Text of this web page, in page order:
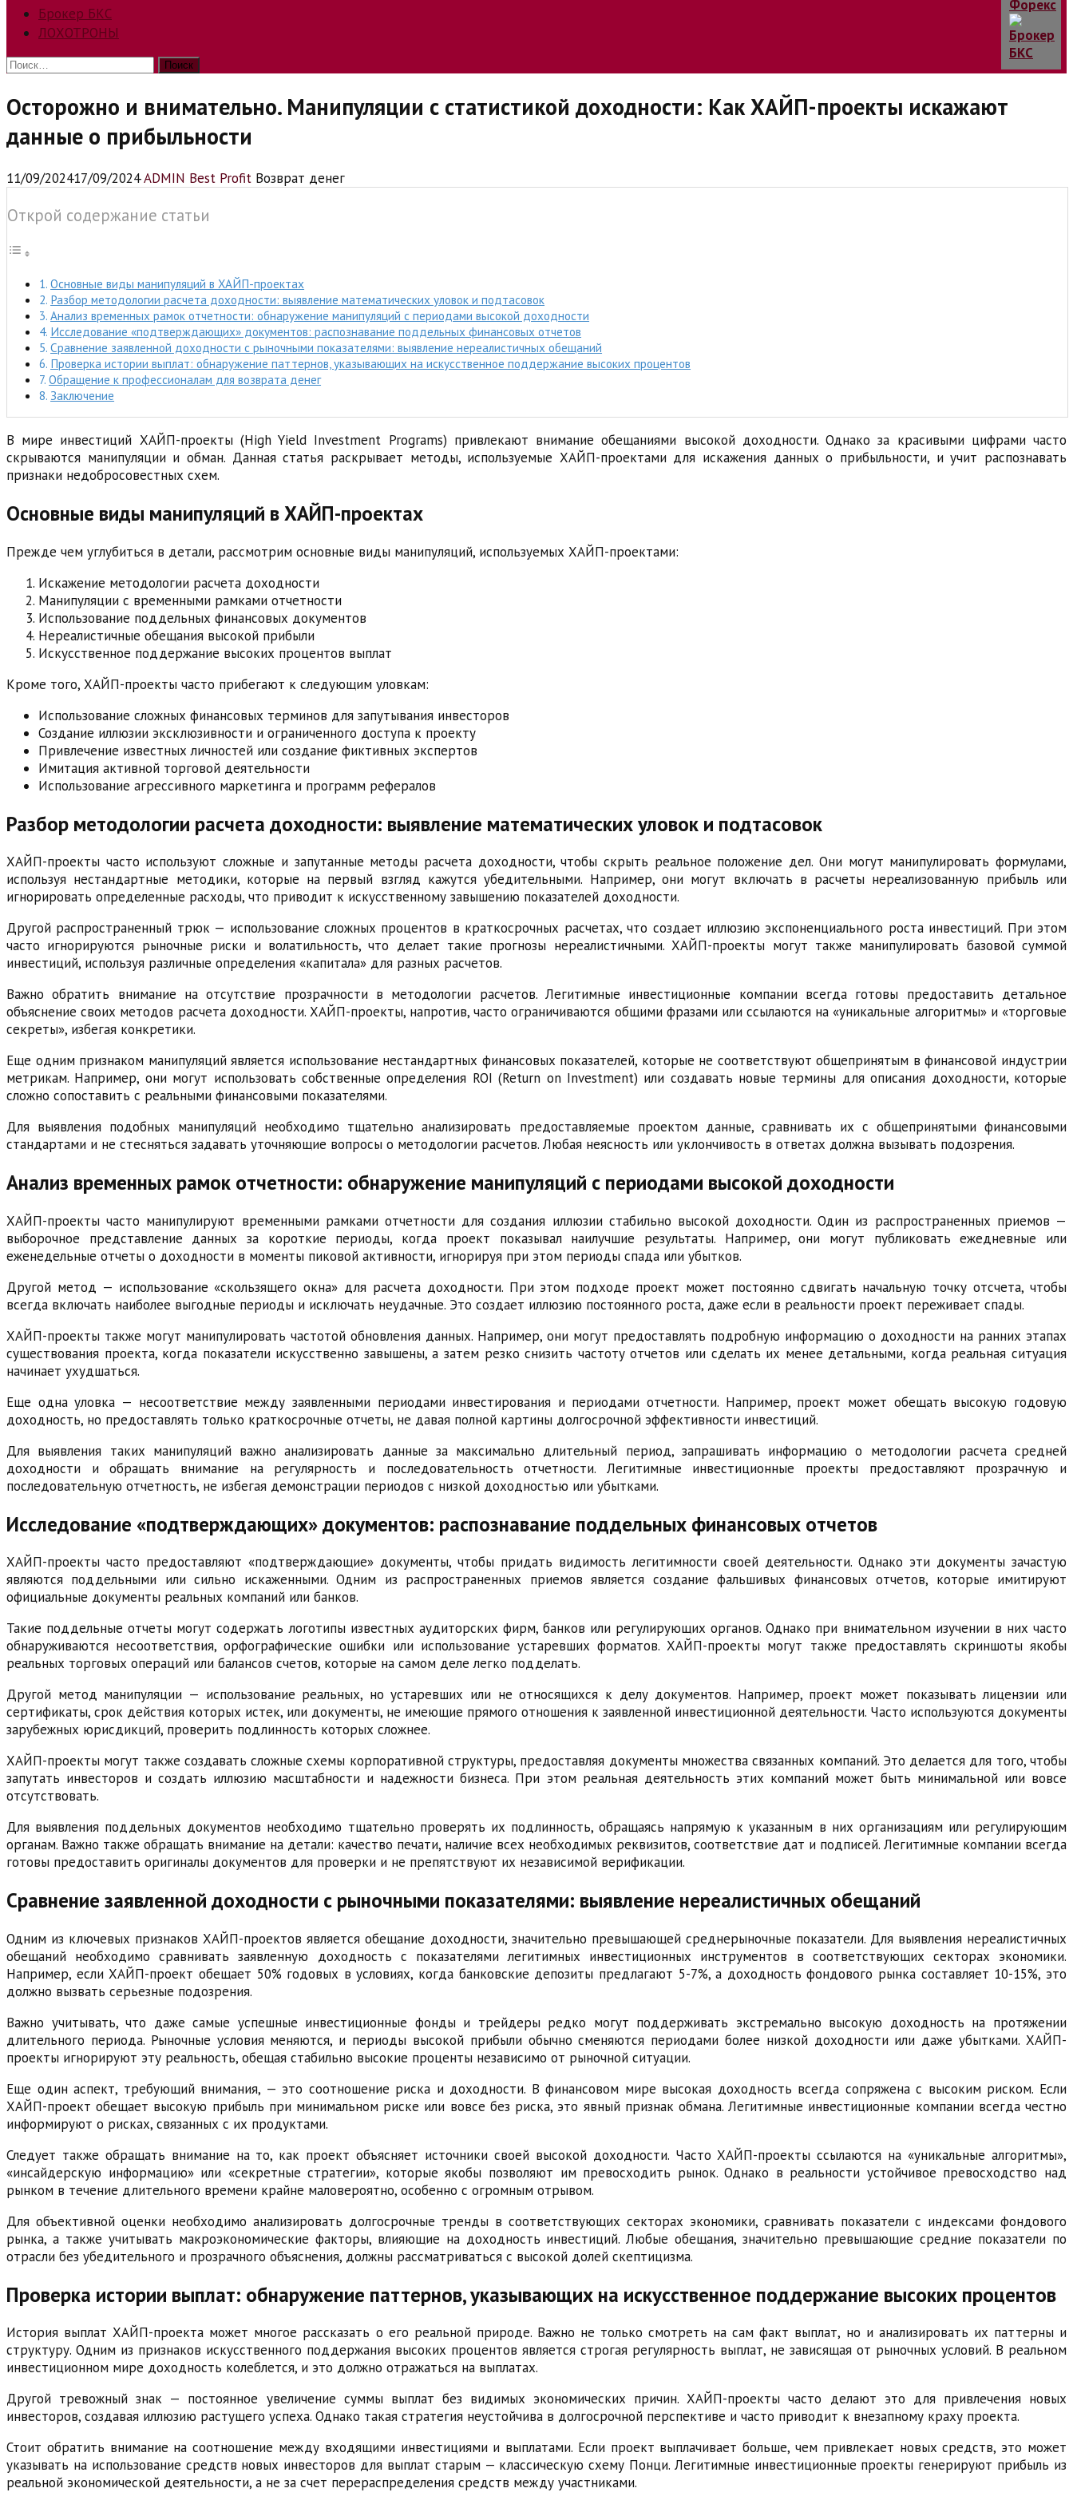
Брокер БКС
ЛОХОТРОНЫ
Найти:
Осторожно и внимательно. Манипуляции с статистикой доходности: Как ХАЙП-проекты искажают
данные о прибыльности
11/09/202417/09/2024ADMIN Best Profit Возврат денег
Открой содержание статьи
Основные виды манипуляций в ХАЙП-проектах
Разбор методологии расчета доходности: выявление математических уловок и подтасовок
Анализ временных рамок отчетности: обнаружение манипуляций с периодами высокой доходности
Исследование «подтверждающих» документов: распознавание поддельных финансовых отчетов
Сравнение заявленной доходности с рыночными показателями: выявление нереалистичных обещаний
Проверка истории выплат: обнаружение паттернов, указывающих на искусственное поддержание высоких процентов
Обращение к профессионалам для возврата денег
Заключение
В мире инвестиций ХАЙП-проекты (High Yield Investment Programs) привлекают внимание обещаниями высокой доходности. Однако за красивыми цифрами часто
скрываются манипуляции и обман. Данная статья раскрывает методы, используемые ХАЙП-проектами для искажения данных о прибыльности, и учит распознавать
признаки недобросовестных схем.
Основные виды манипуляций в ХАЙП-проектах
Прежде чем углубиться в детали, рассмотрим основные виды манипуляций, используемых ХАЙП-проектами:
Искажение методологии расчета доходности
Манипуляции с временными рамками отчетности
Использование поддельных финансовых документов
Нереалистичные обещания высокой прибыли
Искусственное поддержание высоких процентов выплат
Кроме того, ХАЙП-проекты часто прибегают к следующим уловкам:
Использование сложных финансовых терминов для запутывания инвесторов
Создание иллюзии эксклюзивности и ограниченного доступа к проекту
Привлечение известных личностей или создание фиктивных экспертов
Имитация активной торговой деятельности
Использование агрессивного маркетинга и программ рефералов
Разбор методологии расчета доходности: выявление математических уловок и подтасовок
ХАЙП-проекты часто используют сложные и запутанные методы расчета доходности, чтобы скрыть реальное положение дел. Они могут манипулировать формулами,
используя нестандартные методики, которые на первый взгляд кажутся убедительными. Например, они могут включать в расчеты нереализованную прибыль или
игнорировать определенные расходы, что приводит к искусственному завышению показателей доходности.
Другой распространенный трюк — использование сложных процентов в краткосрочных расчетах, что создает иллюзию экспоненциального роста инвестиций. При этом
часто игнорируются рыночные риски и волатильность, что делает такие прогнозы нереалистичными. ХАЙП-проекты могут также манипулировать базовой суммой
инвестиций, используя различные определения «капитала» для разных расчетов.
Важно обратить внимание на отсутствие прозрачности в методологии расчетов. Легитимные инвестиционные компании всегда готовы предоставить детальное
объяснение своих методов расчета доходности. ХАЙП-проекты, напротив, часто ограничиваются общими фразами или ссылаются на «уникальные алгоритмы» и «торговые
секреты», избегая конкретики.
Еще одним признаком манипуляций является использование нестандартных финансовых показателей, которые не соответствуют общепринятым в финансовой индустрии
метрикам. Например, они могут использовать собственные определения ROI (Return on Investment) или создавать новые термины для описания доходности, которые
сложно сопоставить с реальными финансовыми показателями.
Для выявления подобных манипуляций необходимо тщательно анализировать предоставляемые проектом данные, сравнивать их с общепринятыми финансовыми
стандартами и не стесняться задавать уточняющие вопросы о методологии расчетов. Любая неясность или уклончивость в ответах должна вызывать подозрения.
Анализ временных рамок отчетности: обнаружение манипуляций с периодами высокой доходности
ХАЙП-проекты часто манипулируют временными рамками отчетности для создания иллюзии стабильно высокой доходности. Один из распространенных приемов —
выборочное представление данных за короткие периоды, когда проект показывал наилучшие результаты. Например, они могут публиковать ежедневные или
еженедельные отчеты о доходности в моменты пиковой активности, игнорируя при этом периоды спада или убытков.
Другой метод — использование «скользящего окна» для расчета доходности. При этом подходе проект может постоянно сдвигать начальную точку отсчета, чтобы
всегда включать наиболее выгодные периоды и исключать неудачные. Это создает иллюзию постоянного роста, даже если в реальности проект переживает спады.
ХАЙП-проекты также могут манипулировать частотой обновления данных. Например, они могут предоставлять подробную информацию о доходности на ранних этапах
существования проекта, когда показатели искусственно завышены, а затем резко снизить частоту отчетов или сделать их менее детальными, когда реальная ситуация
начинает ухудшаться.
Еще одна уловка — несоответствие между заявленными периодами инвестирования и периодами отчетности. Например, проект может обещать высокую годовую
доходность, но предоставлять только краткосрочные отчеты, не давая полной картины долгосрочной эффективности инвестиций.
Для выявления таких манипуляций важно анализировать данные за максимально длительный период, запрашивать информацию о методологии расчета средней
доходности и обращать внимание на регулярность и последовательность отчетности. Легитимные инвестиционные проекты предоставляют прозрачную и
последовательную отчетность, не избегая демонстрации периодов с низкой доходностью или убытками.
Исследование «подтверждающих» документов: распознавание поддельных финансовых отчетов
ХАЙП-проекты часто предоставляют «подтверждающие» документы, чтобы придать видимость легитимности своей деятельности. Однако эти документы зачастую
являются поддельными или сильно искаженными. Одним из распространенных приемов является создание фальшивых финансовых отчетов, которые имитируют
официальные документы реальных компаний или банков.
Такие поддельные отчеты могут содержать логотипы известных аудиторских фирм, банков или регулирующих органов. Однако при внимательном изучении в них часто
обнаруживаются несоответствия, орфографические ошибки или использование устаревших форматов. ХАЙП-проекты могут также предоставлять скриншоты якобы
реальных торговых операций или балансов счетов, которые на самом деле легко подделать.
Другой метод манипуляции — использование реальных, но устаревших или не относящихся к делу документов. Например, проект может показывать лицензии или
сертификаты, срок действия которых истек, или документы, не имеющие прямого отношения к заявленной инвестиционной деятельности. Часто используются документы
зарубежных юрисдикций, проверить подлинность которых сложнее.
ХАЙП-проекты могут также создавать сложные схемы корпоративной структуры, предоставляя документы множества связанных компаний. Это делается для того, чтобы
запутать инвесторов и создать иллюзию масштабности и надежности бизнеса. При этом реальная деятельность этих компаний может быть минимальной или вовсе
отсутствовать.
Для выявления поддельных документов необходимо тщательно проверять их подлинность, обращаясь напрямую к указанным в них организациям или регулирующим
органам. Важно также обращать внимание на детали: качество печати, наличие всех необходимых реквизитов, соответствие дат и подписей. Легитимные компании всегда
готовы предоставить оригиналы документов для проверки и не препятствуют их независимой верификации.
Сравнение заявленной доходности с рыночными показателями: выявление нереалистичных обещаний
Одним из ключевых признаков ХАЙП-проектов является обещание доходности, значительно превышающей среднерыночные показатели. Для выявления нереалистичных
обещаний необходимо сравнивать заявленную доходность с показателями легитимных инвестиционных инструментов в соответствующих секторах экономики.
Например, если ХАЙП-проект обещает 50% годовых в условиях, когда банковские депозиты предлагают 5-7%, а доходность фондового рынка составляет 10-15%, это
должно вызвать серьезные подозрения.
Важно учитывать, что даже самые успешные инвестиционные фонды и трейдеры редко могут поддерживать экстремально высокую доходность на протяжении
длительного периода. Рыночные условия меняются, и периоды высокой прибыли обычно сменяются периодами более низкой доходности или даже убытками. ХАЙП-
проекты игнорируют эту реальность, обещая стабильно высокие проценты независимо от рыночной ситуации.
Еще один аспект, требующий внимания, — это соотношение риска и доходности. В финансовом мире высокая доходность всегда сопряжена с высоким риском. Если
ХАЙП-проект обещает высокую прибыль при минимальном риске или вовсе без риска, это явный признак обмана. Легитимные инвестиционные компании всегда честно
информируют о рисках, связанных с их продуктами.
Следует также обращать внимание на то, как проект объясняет источники своей высокой доходности. Часто ХАЙП-проекты ссылаются на «уникальные алгоритмы»,
«инсайдерскую информацию» или «секретные стратегии», которые якобы позволяют им превосходить рынок. Однако в реальности устойчивое превосходство над
рынком в течение длительного времени крайне маловероятно, особенно с огромным отрывом.
Для объективной оценки необходимо анализировать долгосрочные тренды в соответствующих секторах экономики, сравнивать показатели с индексами фондового
рынка, а также учитывать макроэкономические факторы, влияющие на доходность инвестиций. Любые обещания, значительно превышающие средние показатели по
отрасли без убедительного и прозрачного объяснения, должны рассматриваться с высокой долей скептицизма.
Проверка истории выплат: обнаружение паттернов, указывающих на искусственное поддержание высоких процентов
История выплат ХАЙП-проекта может многое рассказать о его реальной природе. Важно не только смотреть на сам факт выплат, но и анализировать их паттерны и
структуру. Одним из признаков искусственного поддержания высоких процентов является строгая регулярность выплат, не зависящая от рыночных условий. В реальном
инвестиционном мире доходность колеблется, и это должно отражаться на выплатах.
Другой тревожный знак — постоянное увеличение суммы выплат без видимых экономических причин. ХАЙП-проекты часто делают это для привлечения новых
инвесторов, создавая иллюзию растущего успеха. Однако такая стратегия неустойчива в долгосрочной перспективе и часто приводит к внезапному краху проекта.
Стоит обратить внимание на соотношение между входящими инвестициями и выплатами. Если проект выплачивает больше, чем привлекает новых средств, это может
указывать на использование средств новых инвесторов для выплат старым — классическую схему Понци. Легитимные инвестиционные проекты генерируют прибыль из
реальной экономической деятельности, а не за счет перераспределения средств между участниками.